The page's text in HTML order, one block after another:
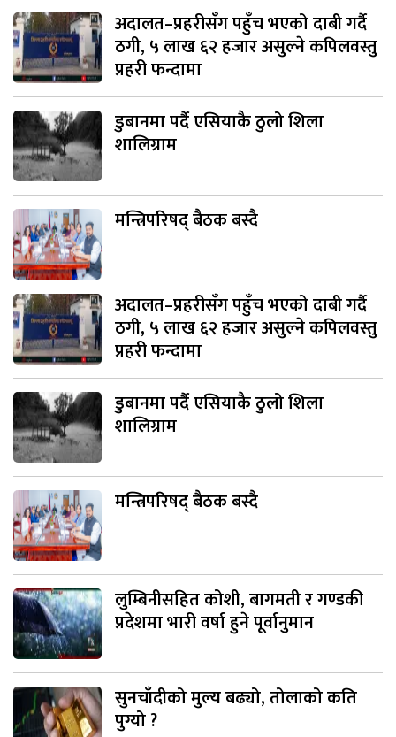
अदालत–प्रहरीसँग पहुँच भएको दाबी गर्दै
ठगी, ५ लाख ६२ हजार असुल्ने कपिलवस्तु
प्रहरी फन्दामा
डुबानमा पर्दै एसियाकै ठुलो शिला
शालिग्राम
मन्त्रिपरिषद् बैठक बस्दै
अदालत–प्रहरीसँग पहुँच भएको दाबी गर्दै
ठगी, ५ लाख ६२ हजार असुल्ने कपिलवस्तु
प्रहरी फन्दामा
डुबानमा पर्दै एसियाकै ठुलो शिला
शालिग्राम
मन्त्रिपरिषद् बैठक बस्दै
लुम्बिनीसहित कोशी, बागमती र गण्डकी
प्रदेशमा भारी वर्षा हुने पूर्वानुमान
सुनचाँदीको मुल्य बढ्यो, तोलाको कति
पुग्यो ?